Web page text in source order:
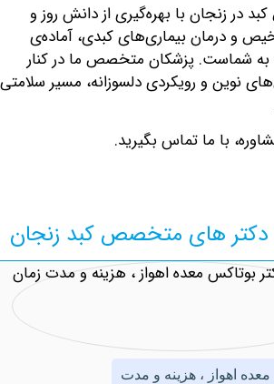
با بهره‌گیری از دانش روز و
بیماری‌های کبدی، آماده‌ی
پزشکان متخصص ما در کنار
رویکردی دلسوزانه، مسیر سلامتی
ما تماس بگیرید.
های متخصص کبد زنجان
، هزینه و مدت